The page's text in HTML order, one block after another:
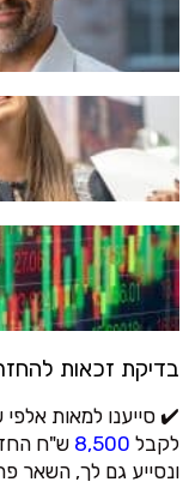
בדיקת זכאות
✔️ סייענו למאות אלפי
לקבל 8,500 ש"ח
ונסייע גם לך, השאר